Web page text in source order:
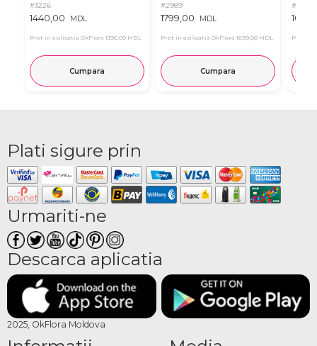
#3226
1440,00 MDL
Pret in aplicatia OkFlora 1390,00 MDL
Cumpara
#2989
1799,00 MDL
Pret in aplicatia OkFlora 1699,00 MDL
Cumpara
#3266
Pret in
Plati sigure prin
Urmariti-ne
Descarca aplicatia
2025, OkFlora Moldova